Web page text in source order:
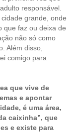
responsável.
grande, onde
que faz ou deixa de
não só como
Além disso,
comigo para
que vive de
e apontar
é uma área,
caixinha”, que
e existe para